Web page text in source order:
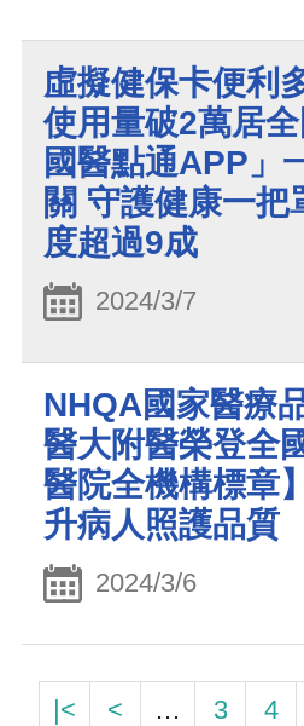
虛擬健保卡便利
使用量破2萬居
國醫點通APP」
關 守護健康一把
度超過9成
2024/3/7
NHQA國家醫療
醫大附醫榮登全
醫院全機構標章
升病人照護品質
2024/3/6
|< < … 3 4